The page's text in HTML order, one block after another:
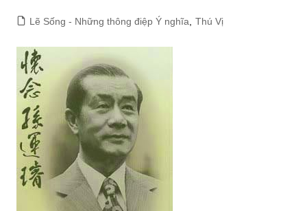
Lẽ Sống - Những thông điệp Ý nghĩa Thú Vị